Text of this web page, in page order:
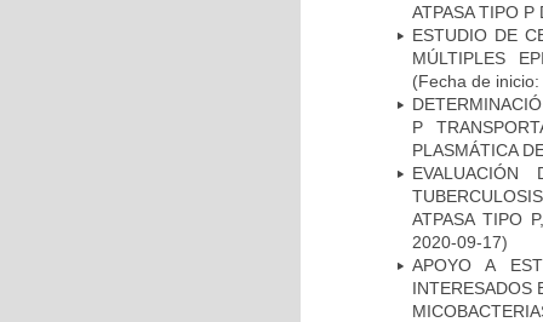
ATPASA TIPO
ESTUDIO DE
MÚLTIPLES
(Fecha de
P
PLASMÁTICA
ATPASA TIPO
2020-09-17)
APOYO A
INTERESADOS